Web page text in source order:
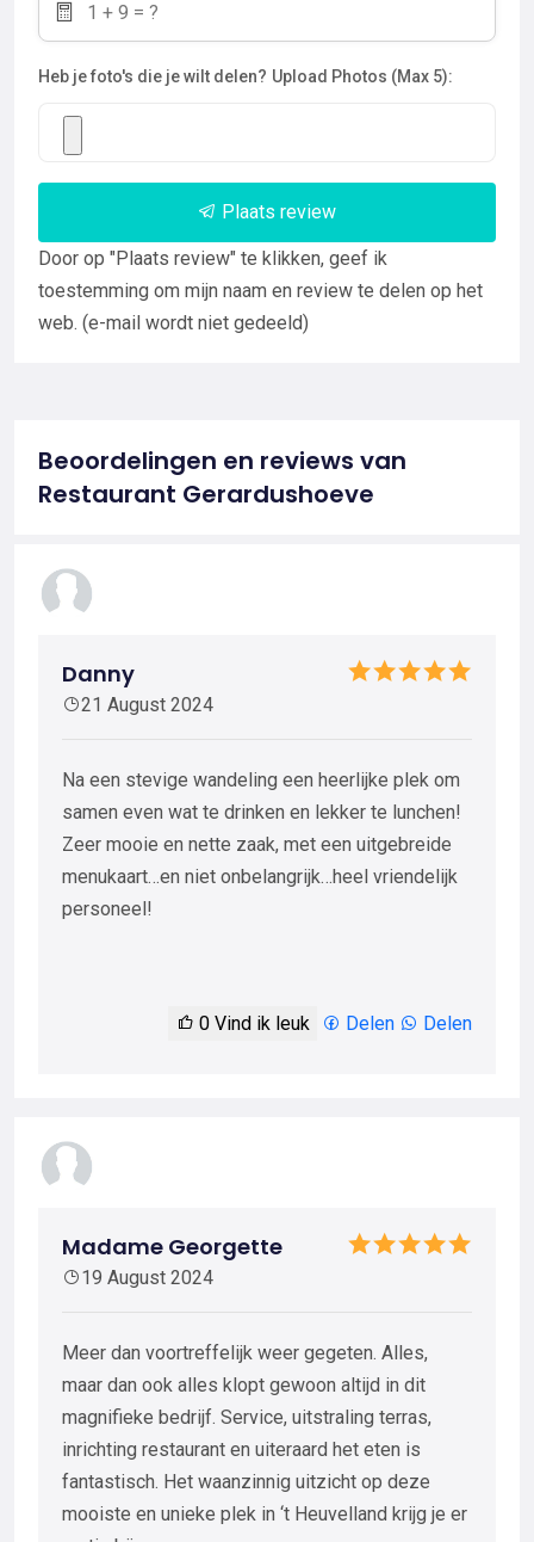
Heb je foto's die je wilt delen? Upload Photos (Max 5):
Plaats review
Door op "Plaats review" te klikken, geef ik
toestemming om mijn naam en review te delen op het
web. (e-mail wordt niet gedeeld)
Beoordelingen en reviews van
Restaurant Gerardushoeve
Danny
21 August 2024
Na een stevige wandeling een heerlijke plek om
samen even wat te drinken en lekker te lunchen!
Zeer mooie en nette zaak, met een uitgebreide
menukaart…en niet onbelangrijk…heel vriendelijk
personeel!
0 Vind ik leuk Delen Delen
Madame Georgette
19 August 2024
Meer dan voortreffelijk weer gegeten. Alles,
maar dan ook alles klopt gewoon altijd in dit
magnifieke bedrijf. Service, uitstraling terras,
inrichting restaurant en uiteraard het eten is
fantastisch. Het waanzinnig uitzicht op deze
mooiste en unieke plek in ‘t Heuvelland krijg je er